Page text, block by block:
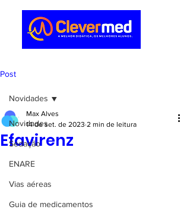
Post
Novidades
Sedação
ENARE
Vias aéreas
Guia de medicamentos
Novidades
Efavirenz
Max Alves
14 de set. de 2023 2 min de leitura